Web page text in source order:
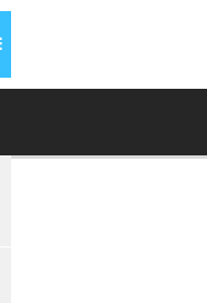
(GEKİS)'IN ILK